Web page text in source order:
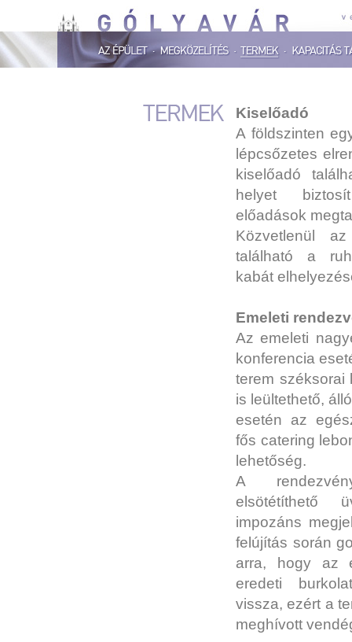
Kiselőadó
A földszinten
lépcsőzetes
kiselőadó
helyet
előadások
Közvetlenül
található a
kabát
Emeleti
Az emeleti
konferencia
terem széksorai
is leültethető,
esetén az
fős catering
lehetőség.
A
elsötétíthető
impozáns
felújítás során
arra, hogy az
eredeti
vissza, ezért a
meghívott